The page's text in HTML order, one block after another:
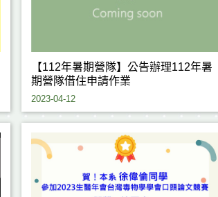
【112年暑期營隊】公告辦理112年暑
期營隊借住申請作業
2023-04-12